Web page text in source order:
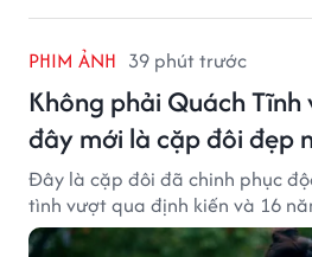
PHIM ẢNH 39 phút trước
Không phải Quách Tĩnh
đây mới là cặp đôi đẹp
Đây là cặp đôi đã chinh phục
tình vượt qua định kiến và 16